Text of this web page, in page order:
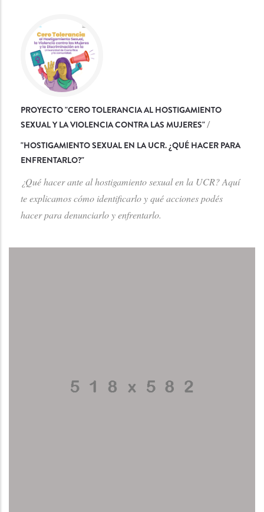
PROYECTO "CERO TOLERANCIA AL HOSTIGAMIENTO
SEXUAL Y LA VIOLENCIA CONTRA LAS MUJERES" /
"HOSTIGAMIENTO SEXUAL EN LA UCR. ¿QUÉ HACER PARA
ENFRENTARLO?"
¿Qué hacer ante al hostigamiento sexual en la UCR? Aquí
te explicamos cómo identificarlo y qué acciones podés
hacer para denunciarlo y enfrentarlo.